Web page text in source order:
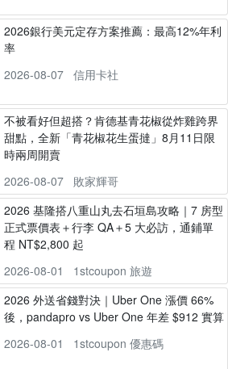
2026銀行美元定存方案推薦：最高12%年利
率
2026-08-07
信用卡社
不被看好但超搭？肯德基青花椒從炸雞跨界
甜點，全新「青花椒花生蛋撻」8月11日限
時兩周開賣
2026-08-07
敗家輝哥
2026 基隆搭八重山丸去石垣島攻略｜7 房型
正式票價表＋行李 QA＋5 大必訪，通鋪單
程 NT$2,800 起
2026-08-01
1stcoupon 旅遊
2026 外送省錢對決｜Uber One 漲價 66%
後，pandapro vs Uber One 年差 $912 實算
2026-08-01
1stcoupon 優惠碼